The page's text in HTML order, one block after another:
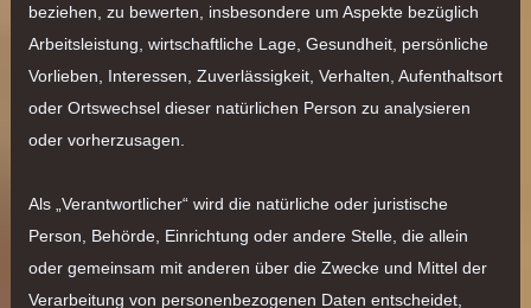
beziehen, zu bewerten, insbesondere um Aspekte bezüglich
Arbeitsleistung, wirtschaftliche Lage, Gesundheit, persönliche
Vorlieben, Interessen, Zuverlässigkeit, Verhalten, Aufenthaltsort
oder Ortswechsel dieser natürlichen Person zu analysieren
oder vorherzusagen.
Als „Verantwortlicher“ wird die natürliche oder juristische
Person, Behörde, Einrichtung oder andere Stelle, die allein
oder gemeinsam mit anderen über die Zwecke und Mittel der
Verarbeitung von personenbezogenen Daten entscheidet,